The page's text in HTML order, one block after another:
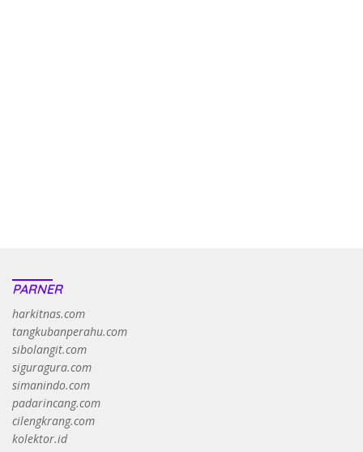
PARNER
harkitnas.com
tangkubanperahu.com
sibolangit.com
siguragura.com
simanindo.com
padarincang.com
cilengkrang.com
kolektor.id